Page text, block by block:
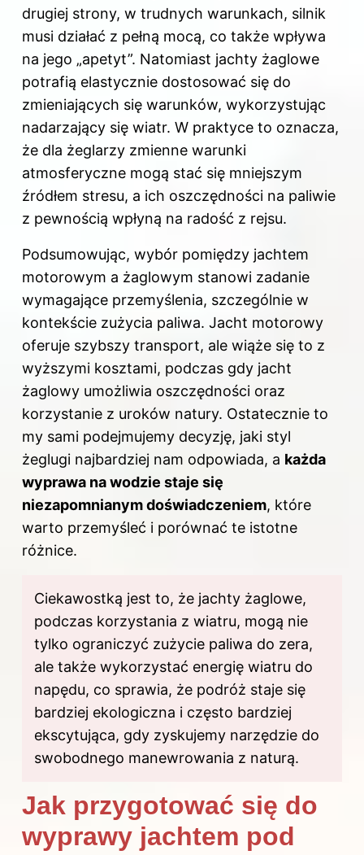
drugiej strony, w trudnych warunkach, silnik
musi działać z pełną mocą, co także wpływa
na jego „apetyt”. Natomiast jachty żaglowe
potrafią elastycznie dostosować się do
zmieniających się warunków, wykorzystując
nadarzający się wiatr. W praktyce to oznacza,
że dla żeglarzy zmienne warunki
atmosferyczne mogą stać się mniejszym
źródłem stresu, a ich oszczędności na paliwie
z pewnością wpłyną na radość z rejsu.
Podsumowując, wybór pomiędzy jachtem
motorowym a żaglowym stanowi zadanie
wymagające przemyślenia, szczególnie w
kontekście zużycia paliwa. Jacht motorowy
oferuje szybszy transport, ale wiąże się to z
wyższymi kosztami, podczas gdy jacht
żaglowy umożliwia oszczędności oraz
korzystanie z uroków natury. Ostatecznie to
my sami podejmujemy decyzję, jaki styl
żeglugi najbardziej nam odpowiada, a każda
wyprawa na wodzie staje się
niezapomnianym doświadczeniem, które
warto przemyśleć i porównać te istotne
różnice.
Ciekawostką jest to, że jachty żaglowe,
podczas korzystania z wiatru, mogą nie
tylko ograniczyć zużycie paliwa do zera,
ale także wykorzystać energię wiatru do
napędu, co sprawia, że podróż staje się
bardziej ekologiczna i często bardziej
ekscytująca, gdy zyskujemy narzędzie do
swobodnego manewrowania z naturą.
Jak przygotować się do
wyprawy jachtem pod